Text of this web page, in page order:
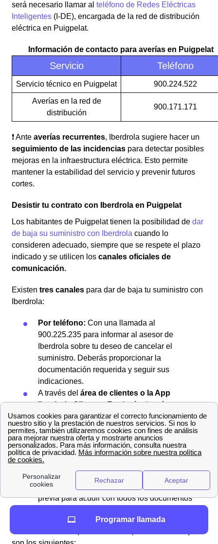
será necesario llamar al teléfono de Redes Eléctricas
Inteligentes (I-DE), encargada de la red de distribución
eléctrica en Puigpelat.
Información de contacto para averías en Puigpelat
Servicio Teléfono
Servicio técnico en Puigpelat 900.224.522
Averías en la red de
distribución
900.171.171
❗ Ante averías recurrentes, Iberdrola sugiere hacer un
seguimiento de las incidencias para detectar posibles
mejoras en la infraestructura eléctrica. Esto permite
mantener la estabilidad del servicio y prevenir futuros
cortes.
Desistir tu contrato con Iberdrola en Puigpelat
Los habitantes de Puigpelat tienen la posibilidad de dar
de baja su suministro con Iberdrola cuando lo
consideren adecuado, siempre que se respete el plazo
indicado y se utilicen los canales oficiales de
comunicación.
Existen tres canales para dar de baja tu suministro con
Iberdrola:
Por teléfono: Con una llamada al
900.225.235 para informar al asesor de
Iberdrola sobre tu deseo de cancelar el
suministro. Deberás proporcionar la
documentación requerida y seguir sus
indicaciones.
A través del área de clientes o la App
Iberdrola Clientes: Es el método más
cómodo y puede ser realizado en cualquier
momento por el titular del contrato a través de
su web o app.
En sus oficinas de Puigpelat:Utiliza el
buscador de sucursales para localizar el
punto de atención de Iberdrola más cercano
a tu domicilio en Puigpelat y solicita una cita
previa para acudir con todos los documentos
Los
Programar llamada